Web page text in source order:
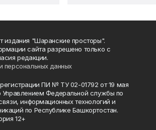
"Шаранские просторы".
сайта разрешено только с
редакции.
персональных данных
ПИ № ТУ 02-01792 от 19 мая
Управлением Федеральной службы по
информационных технологий и
по Республике Башкортостан.
12+